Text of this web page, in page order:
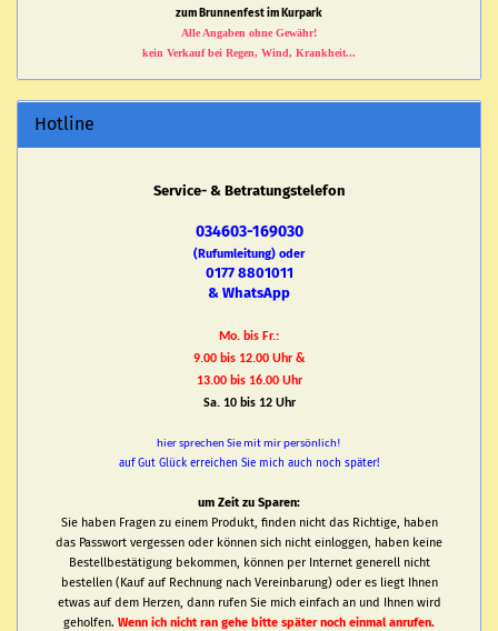
zum Brunnenfest im Kurpark
Alle Angaben ohne Gewähr!
kein Verkauf bei Regen, Wind, Krankheit...
Hotline
Service- & Betratungstelefon
034603-169030
(Rufumleitung) oder
0177 8801011
& WhatsApp
Mo. bis Fr.:
9.00 bis 12.00 Uhr &
13.00 bis 16.00 Uhr
Sa. 10 bis 12 Uhr
hier sprechen Sie mit mir persönlich!
auf Gut Glück erreichen Sie mich auch noch später!
um Zeit zu Sparen:
Sie haben Fragen zu einem Produkt, finden nicht das Richtige, haben
das Passwort vergessen oder können sich nicht einloggen, haben keine
Bestellbestätigung bekommen, können per Internet generell nicht
bestellen (Kauf auf Rechnung nach Vereinbarung) oder es liegt Ihnen
etwas auf dem Herzen, dann rufen Sie mich einfach an und Ihnen wird
geholfen. Wenn ich nicht ran gehe bitte später noch einmal anrufen.